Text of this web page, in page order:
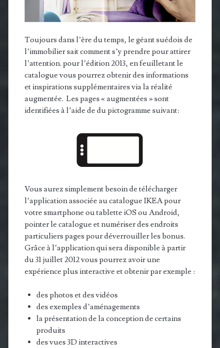
Toujours dans l’ère du temps, le géant suédois de
l’immobilier sait comment s’y prendre pour attirer
l’attention. pour l’édition 2013, en feuilletant le
catalogue vous pourrez obtenir des informations
et inspirations supplémentaires via la réalité
augmentée. Les pages « augmentées » sont
identifiées à l’aide de du pictogramme suivant:
Vous aurez simplement besoin de télécharger
l’application associée au catalogue IKEA pour
votre smartphone ou tablette iOS ou Android,
pointer le catalogue et numériser des endroits
particuliers pages pour déverrouiller les bonus.
Grâce à l’application qui sera disponible à partir
du 31 juillet 2012 vous pourrez avoir une
expérience plus interactive et obtenir par exemple :
des photos et des vidéos
des exemples d’aménagements
la présentation de la conception de certains
produits
des vues 3D interactives